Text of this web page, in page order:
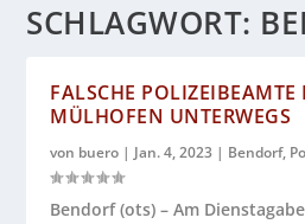
SCHLAGWORT:
FALSCHE
MÜLHOFEN UNTERWEGS
von buero | Jan. 4, 2023 | Bendorf,
Bendorf (ots) – Am